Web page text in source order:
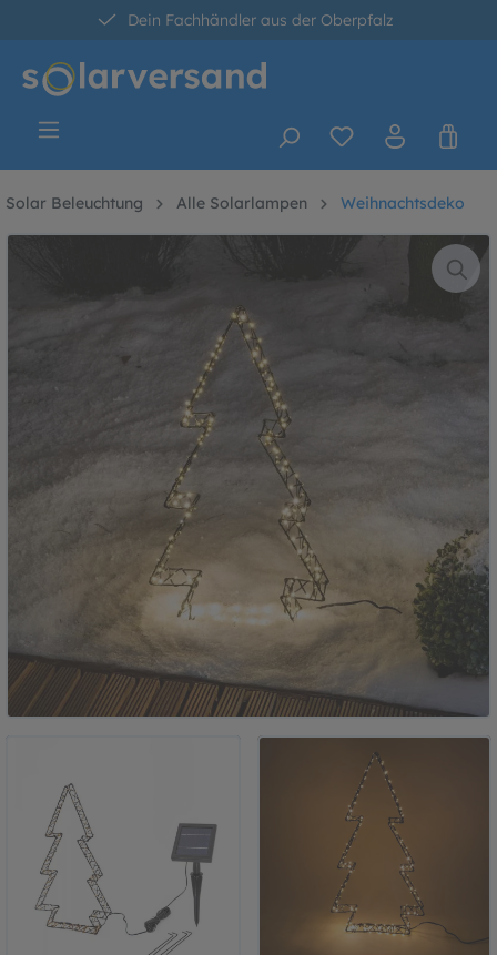
springen
Dein Fachhändler aus der Oberpfalz
30 Tage kostenlose Retoure
Solar Beleuchtung Alle Solarlampen Weihnachtsdeko